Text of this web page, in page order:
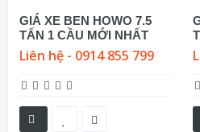
GIÁ XE BEN HOWO 7.5
TẤN 1 CẦU MỚI NHẤT
Liên hệ - 0914 855 799